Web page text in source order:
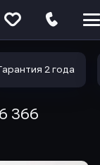
2 года
366